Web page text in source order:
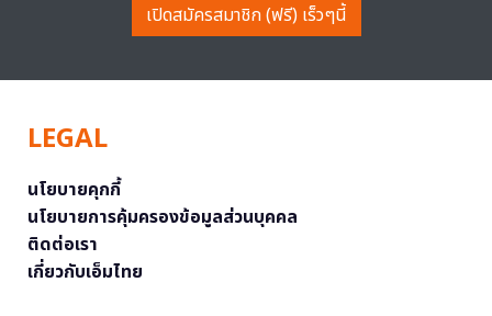
เปิดสมัครสมาชิก (ฟรี) เร็วๆนี้
LEGAL
นโยบายคุกกี้
นโยบายการคุ้มครองข้อมูลส่วนบุคคล
ติดต่อเรา
เกี่ยวกับเอ็มไทย